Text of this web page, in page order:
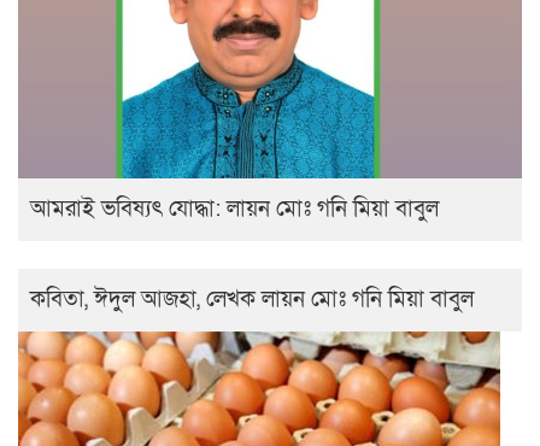
আমরাই ভবিষ্যৎ যোদ্ধা: লায়ন মোঃ গনি মিয়া বাবুল
কবিতা, ঈদুল আজহা, লেখক লায়ন মোঃ গনি মিয়া বাবুল